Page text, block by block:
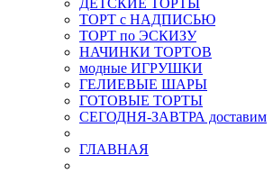
ДЕТСКИЕ ТОРТЫ
ТОРТ с НАДПИСЬЮ
ТОРТ по ЭСКИЗУ
НАЧИНКИ ТОРТОВ
модные ИГРУШКИ
ГЕЛИЕВЫЕ ШАРЫ
ГОТОВЫЕ ТОРТЫ
СЕГОДНЯ-ЗАВТРА доставим
ГЛАВНАЯ